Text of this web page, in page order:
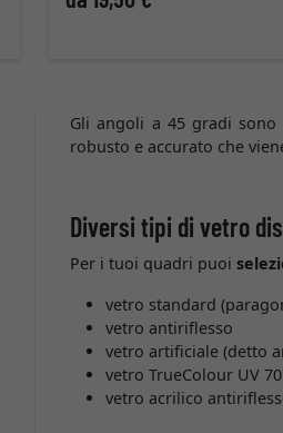
Gli angoli a 45 gradi
robusto e accurato che
Diversi tipi di vetro
Per i tuoi quadri puoi
vetro standard
vetro antiriflesso
vetro artificiale (detto
vetro TrueColour UV
vetro acrilico